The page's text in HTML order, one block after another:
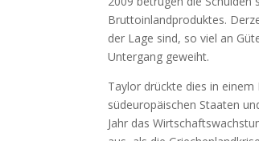
Bruttoinlandproduktes.
der Lage sind, so viel an
Untergang geweiht.
Taylor drückte dies in
südeuropäischen Staaten
Jahr das